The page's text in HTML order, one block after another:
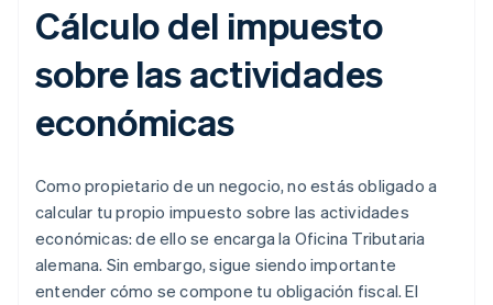
Cálculo del impuesto
sobre las actividades
económicas
Como propietario de un negocio, no estás obligado a
calcular tu propio impuesto sobre las actividades
económicas: de ello se encarga la Oficina Tributaria
alemana. Sin embargo, sigue siendo importante
entender cómo se compone tu obligación fiscal. El